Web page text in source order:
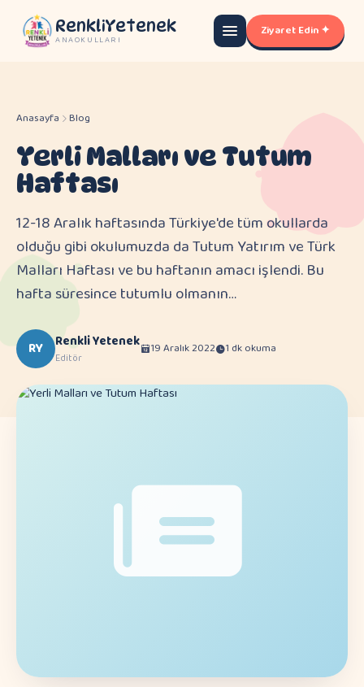
RenkliYetenek
ANAOKULLARI
Ziyaret Edin ✦
Anasayfa Blog
Yerli Malları ve Tutum
Haftası
12-18 Aralık haftasında Türkiye'de tüm okullarda
olduğu gibi okulumuzda da Tutum Yatırım ve Türk
Malları Haftası ve bu haftanın amacı işlendi. Bu
hafta süresince tutumlu olmanın…
RY Renkli Yetenek
Editör
19 Aralık 2022 1 dk okuma